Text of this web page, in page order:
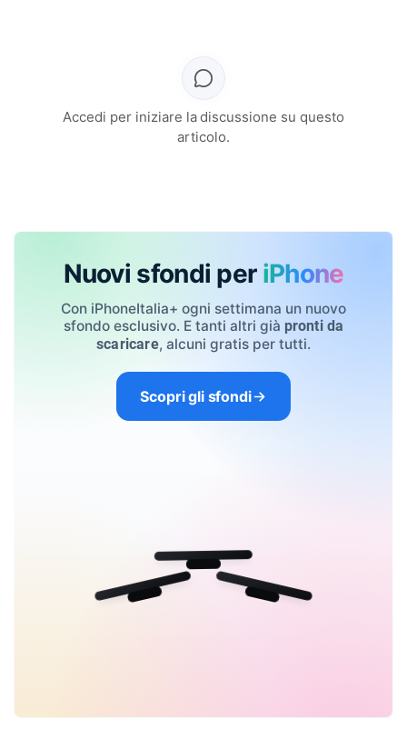
Accedi per iniziare la discussione su questo
articolo.
Nuovi sfondi per iPhone
Con iPhoneItalia+ ogni settimana un nuovo
sfondo esclusivo. E tanti altri già pronti da
scaricare, alcuni gratis per tutti.
Scopri gli sfondi